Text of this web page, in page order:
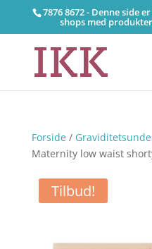
7876 8672 - Denne side
shops med
Forside/
Maternity low waist
Tilbud!